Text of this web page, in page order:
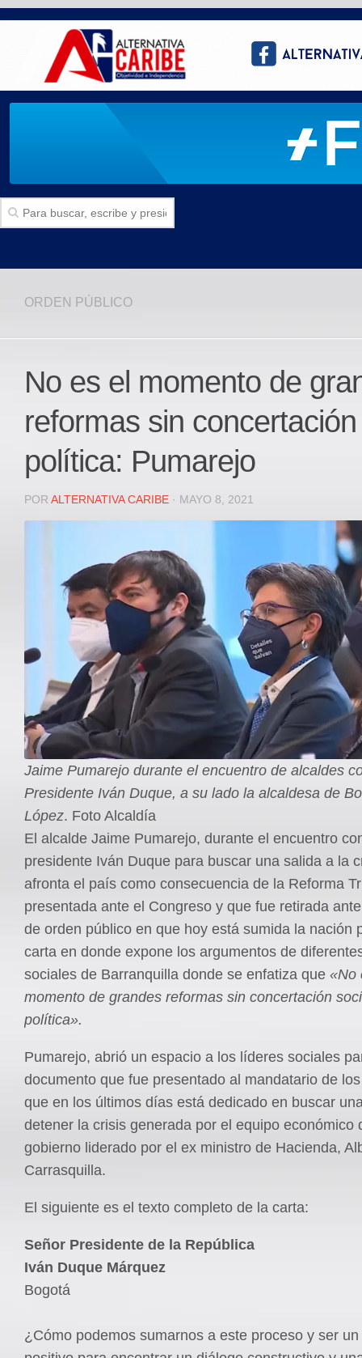
Politica
Deportes
JUDICIAL
REGIONAL
DEPARTAMENTAL
Internacional
Contactenos
facebook
Instagram
Registro ISSN: 2711-3299
ORDEN PÚBLICO
No es el momento de
reformas sin
política: Pumarejo
POR ALTERNATIVA CARIBE · MAYO 8, 2021
Jaime Pumarejo durante el encuentro de alcaldes
Presidente Iván Duque, a su lado la alcaldesa de
López. Foto Alcaldía
El alcalde Jaime Pumarejo, durante el encuentro
presidente Iván Duque para buscar una salida a la
afronta el país como consecuencia de la Reforma
presentada ante el Congreso y que fue retirada
de orden público en que hoy está sumida la nación
carta en donde expone los argumentos de
sociales de Barranquilla donde se enfatiza que «No
momento de grandes reformas sin concertación
política».
Pumarejo, abrió un espacio a los líderes sociales
documento que fue presentado al mandatario de
que en los últimos días está dedicado en buscar
detener la crisis generada por el equipo económico
gobierno liderado por el ex ministro de Hacienda,
Carrasquilla.
El siguiente es el texto completo de la carta:
Señor Presidente de la República
Iván Duque Márquez
Bogotá
¿Cómo podemos sumarnos a este proceso y ser